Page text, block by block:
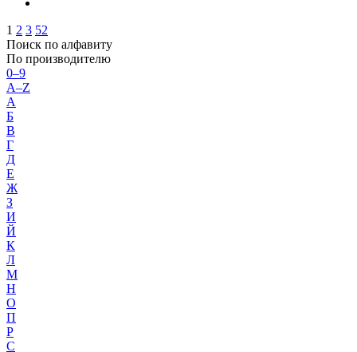
1 2 3 52
Поиск по алфавиту
По производителю
0–9
A–Z
А
Б
В
Г
Д
Е
Ж
З
И
Й
К
Л
М
Н
О
П
Р
С